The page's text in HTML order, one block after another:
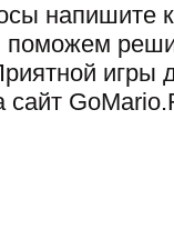
напишите
игры
сайт